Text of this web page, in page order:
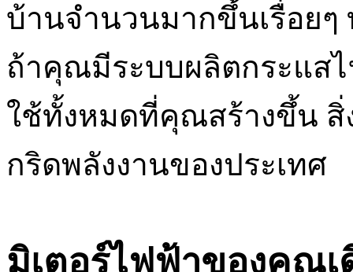
บ้านจำนวนมากขึ้นเรื่อยๆ
ถ้าคุณมีระบบผลิตกระแส
ใช้ทั้งหมดที่คุณสร้างขึ้น สิ่
กริดพลังงานของประเทศ
มิเตอร์ไฟฟ้าของคุณ